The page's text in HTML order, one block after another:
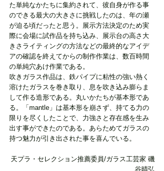
た単純なかたちに集約されて、彼自身が作る事
のできる最大の大きさに挑戦したのは、年の瀬
が迫る頃だったと思う。展示方法決定のため実
際に会場に試作品を持ち込み、展示台の高さ大
きさライティングの方法などの最終的なアイデ
アの確認を終えてからの制作作業は、数百時間
の単純穴あけ作業である。
吹きガラス作品は、鉄パイプに粘性の強い熱く
溶けたガラスを巻き取り、息を吹き込み膨らま
して作る造形である。丸いかたちが基本形であ
る。「mantle」は基本形を崩さず、持てる力の
限りを尽くしたことで、力強さと存在感を生み
出す事ができたのである。あらためてガラスの
持つ魅力が引き出された事を喜んでいる。
天プラ・セレクション推薦委員/ガラス工芸家 磯
谷晴弘